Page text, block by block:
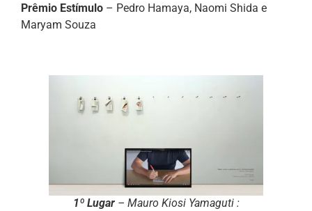
Prêmio Estímulo – Pedro Hamaya, Naomi Shida e
Maryam Souza
1º Lugar – Mauro Kiosi Yamaguti :